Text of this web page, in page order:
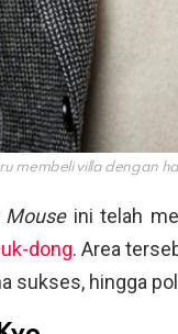
membeli villa dengan
Mouse ini telah
dong. Area
sukses, hingga